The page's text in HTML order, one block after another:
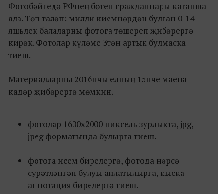
Фотобәйгедә РФнең бөтен гражданнары катанша
ала. Төп таләп: милли киемнәрдән булган 0-14
яшьлек балаларны фотога төшереп җибәрергә
кирәк. Фотолар күләме 3тән артык булмаска
тиеш.
Материалларны 2016нчы елның 15нче маена
кадәр җибәрергә мөмкин.
фотолар 1600х2000 пиксель зурлыкта, jpg,
jpeg форматында булырга тиеш.
фотога исем бирелергә, фотода нәрсә
сурәтләнгән булуы аңлатылырга, кыска
аннотация бирелергә тиеш.